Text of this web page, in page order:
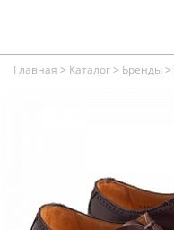
Главная > Каталог> Бренды >